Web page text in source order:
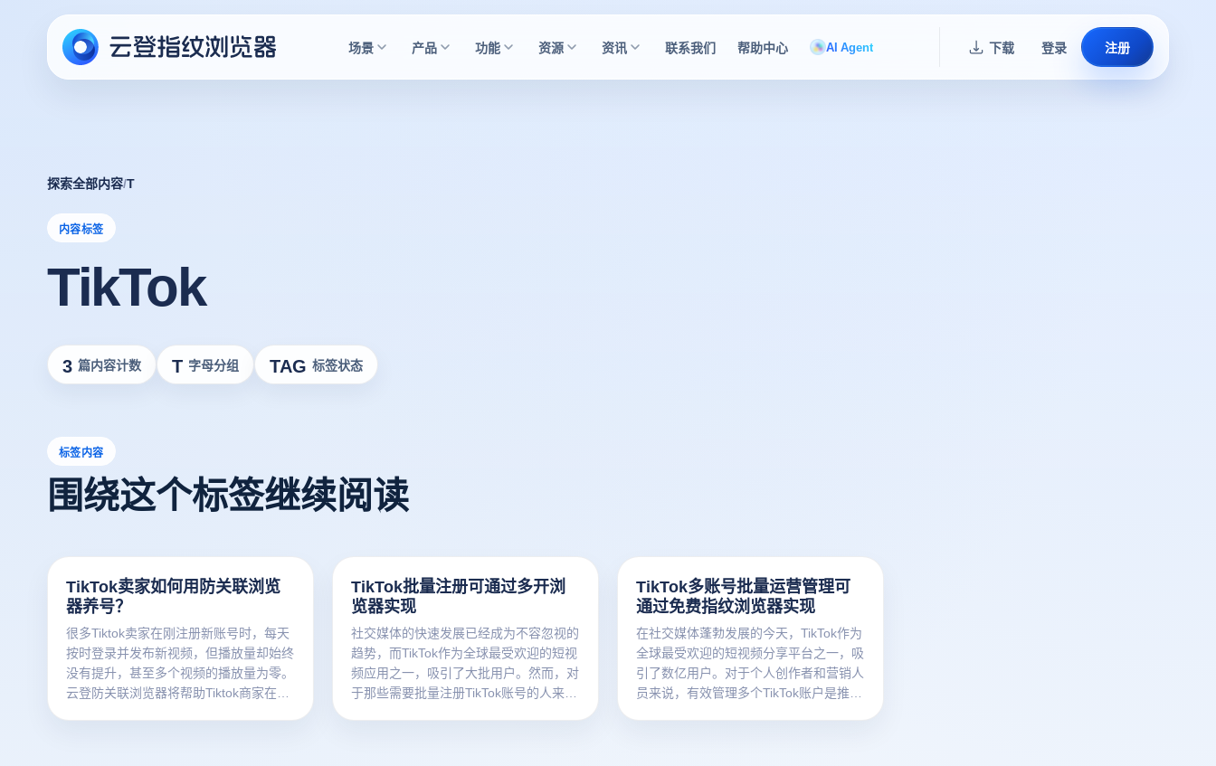
场景 产品 功能 资源 资讯 联系我们 帮助中心 AI Agent 下载 登录 注册
探索全部内容/T
内容标签
TikTok
3 篇内容计数 T 字母分组 TAG 标签状态
标签内容
围绕这个标签继续阅读
TikTok卖家如何用防关联浏览
器养号？
很多Tiktok卖家在刚注册新账号时，每天
按时登录并发布新视频，但播放量却始终
没有提升，甚至多个视频的播放量为零。
云登防关联浏览器将帮助Tiktok商家在遵
TikTok批量注册可通过多开浏
览器实现
社交媒体的快速发展已经成为不容忽视的
趋势，而TikTok作为全球最受欢迎的短视
频应用之一，吸引了大批用户。然而，对
于那些需要批量注册TikTok账号的人来
TikTok多账号批量运营管理可
通过免费指纹浏览器实现
在社交媒体蓬勃发展的今天，TikTok作为
全球最受欢迎的短视频分享平台之一，吸
引了数亿用户。对于个人创作者和营销人
员来说，有效管理多个TikTok账户是推广